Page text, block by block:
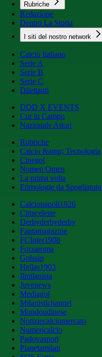
Rubriche
Redazione
Dentro La Storia
I siti del nostro network
Calcio Italiano
Serie A
Serie B
Serie C
Dilettanti
DDD X EVENTS
Cur in Campo
Nazionale Attori
Rubriche
Calcio &amp; Tecnologia
Cinegol
Nomen Omen
La prima volta
Etimologie da Spogliatoio
Calcionapoli1926
Cittaceleste
Derbyderbyderby
Fantamagazine
FCInter1908
Forzaroma
Golssip
Hellas1903
Ilmilanista
Juvenews
Mediagol
Milanistichannel
Mondoudinese
Notiziecalciomercato
Numericalcio
Padovasport
Pianetamilan